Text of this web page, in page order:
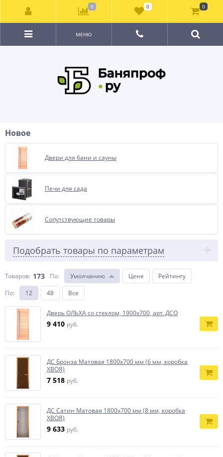
МЕНЮ
Новое
Двери для бани и сауны
Печи для сада
Сопутствующие товары
Подобрать товары по параметрам
Товаров: 173 По: Умолчанию Цене
Рейтингу
По: 12 48 Все
Дверь ОЛЬХА со стеклом, 1900х700, арт. ДСО
9 410 руб.
ДС Бронза Матовая 1800х700 мм (6 мм, коробка
ХВОЯ)
7 518 руб.
ДС Сатин Матовая 1800х700 мм (8 мм, коробка
ХВОЯ)
9 633 руб.
0 0 0